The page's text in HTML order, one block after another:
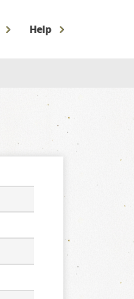
Help